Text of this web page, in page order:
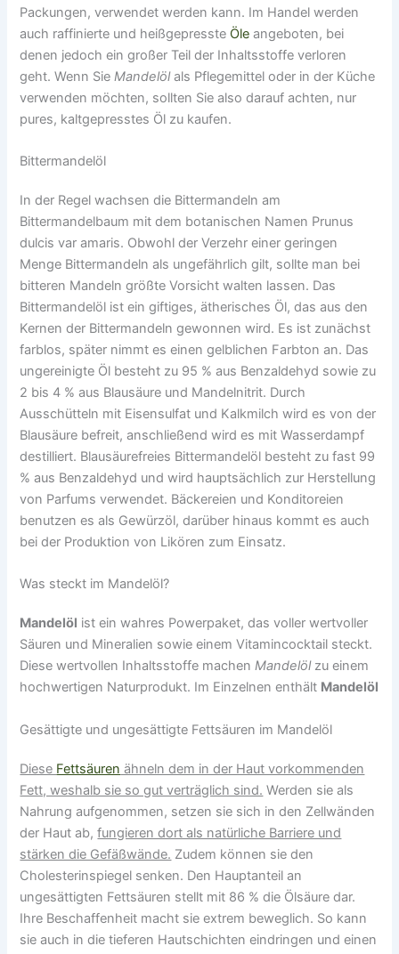
Packungen, verwendet werden kann. Im Handel werden
auch raffinierte und heißgepresste Öle angeboten, bei
denen jedoch ein großer Teil der Inhaltsstoffe verloren
geht. Wenn SieMandelölals Pflegemittel oder in der Küche
verwenden möchten, sollten Sie also darauf achten, nur
pures, kaltgepresstes Öl zu kaufen.
Bittermandelöl
In der Regel wachsen die Bittermandeln am
Bittermandelbaum mit dem botanischen Namen Prunus
dulcis var amaris. Obwohl der Verzehr einer geringen
Menge Bittermandeln als ungefährlich gilt, sollte man bei
bitteren Mandeln größte Vorsicht walten lassen. Das
Bittermandelöl ist ein giftiges, ätherisches Öl, das aus den
Kernen der Bittermandeln gewonnen wird. Es ist zunächst
farblos, später nimmt es einen gelblichen Farbton an. Das
ungereinigte Öl besteht zu 95 % aus Benzaldehyd sowie zu
2 bis 4 % aus Blausäure und Mandelnitrit. Durch
Ausschütteln mit Eisensulfat und Kalkmilch wird es von der
Blausäure befreit, anschließend wird es mit Wasserdampf
destilliert. Blausäurefreies Bittermandelöl besteht zu fast 99
% aus Benzaldehyd und wird hauptsächlich zur Herstellung
von Parfums verwendet. Bäckereien und Konditoreien
benutzen es als Gewürzöl, darüber hinaus kommt es auch
bei der Produktion von Likören zum Einsatz.
Was steckt im Mandelöl?
Mandelöl ist ein wahres Powerpaket, das voller wertvoller
Säuren und Mineralien sowie einem Vitamincocktail steckt.
Diese wertvollen Inhaltsstoffe machenMandelölzu einem
hochwertigen Naturprodukt. Im Einzelnen enthält Mandelöl
Gesättigte und ungesättigte Fettsäuren im Mandelöl
Diese Fettsäuren ähneln dem in der Haut vorkommenden
Fett, weshalb sie so gut verträglich sind. Werden sie als
Nahrung aufgenommen, setzen sie sich in den Zellwänden
der Haut ab,fungieren dort als natürliche Barriere und
stärken die Gefäßwände. Zudem können sie den
Cholesterinspiegel senken. Den Hauptanteil an
ungesättigten Fettsäuren stellt mit 86 % die Ölsäure dar.
Ihre Beschaffenheit macht sie extrem beweglich. So kann
sie auch in die tieferen Hautschichten eindringen und einen